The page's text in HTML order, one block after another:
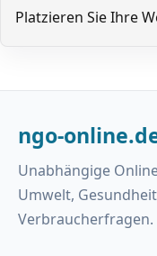
Platzieren Sie Ihre
ngo-
Unabhängige
Umwelt,
Verbraucherfragen.